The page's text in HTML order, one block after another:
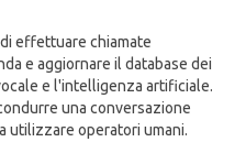
effettuare chiamate
e aggiornare il database dei
e l'intelligenza artificiale.
una conversazione
utilizzare operatori umani.